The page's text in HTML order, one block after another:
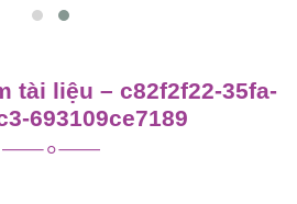
tài liệu – c82f2f22-35fa-
693109ce7189